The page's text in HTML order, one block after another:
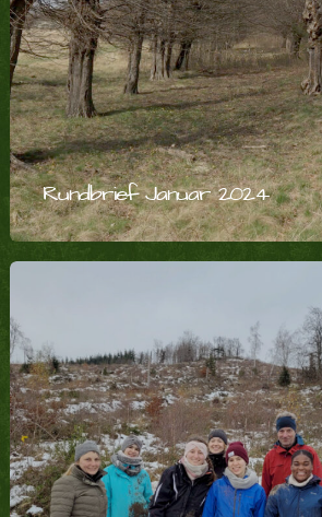
Rundbrief Januar 2024